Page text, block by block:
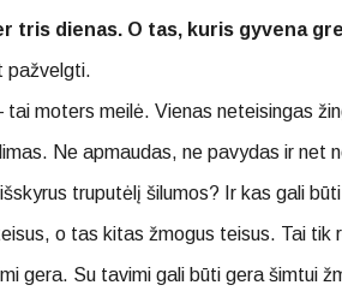
tris dienas. O tas, kuris gyvena
pažvelgti.
moters meilė. Vienas neteisingas
Ne apmaudas, ne pavydas ir
truputėlį šilumos? Ir kas gali
o tas kitas žmogus teisus. Tai
gera. Su tavimi gali būti gera šimtui